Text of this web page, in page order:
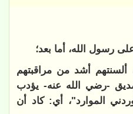
رسول الله، أما بعد؛
ألسنتهم أشد من مراقبتهم
-رضي الله عنه- يؤدب
الموارد"، أي: كاد أن